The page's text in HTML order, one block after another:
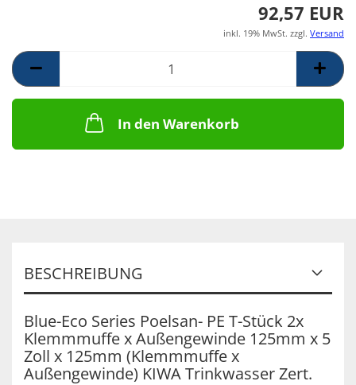
92,57 EUR
inkl. 19% MwSt. zzgl. Versand
In den Warenkorb
BESCHREIBUNG
Blue-Eco Series Poelsan- PE T-Stück 2x
Klemmmuffe x Außengewinde 125mm x 5
Zoll x 125mm (Klemmmuffe x
Außengewinde) KIWA Trinkwasser Zert.